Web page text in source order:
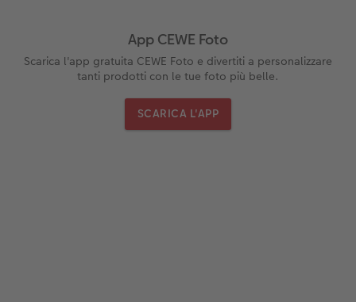
App CEWE Foto
Scarica l'app gratuita CEWE Foto e divertiti a personalizzare
tanti prodotti con le tue foto più belle.
SCARICA L'APP